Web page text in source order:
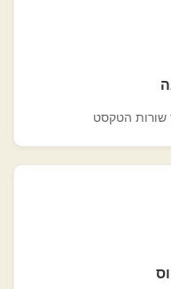
שורות הטקסט